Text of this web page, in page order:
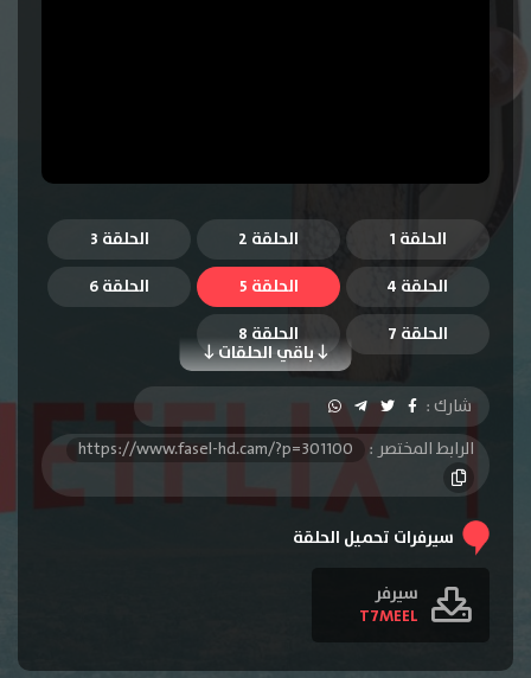
الحلقة 1 الحلقة 2
الحلقة 3
الحلقة 4
الحلقة 5 الحلقة 6
باقي الحلقات
الحلقة 7 الحلقة 8
شارك :
الرابط المختصر :
https://www.fasel-hd.cam/?p=301100
سيرفرات تحميل الحلقة
سيرفر
T7MEEL